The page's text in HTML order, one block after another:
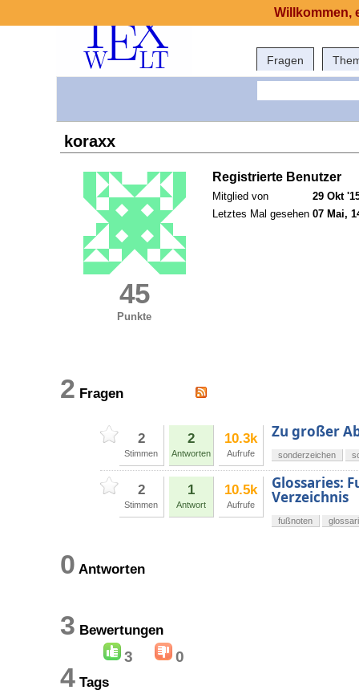
Fragen
koraxx
45
Punkte
Registrierte Benutzer
Mitglied von
29 Okt
Letztes Mal gesehen 07 Mai,
2 Fragen
2
Stimmen
2
Antworten
10.3k
Aufrufe
Zu großer
sonderzeichen
2
Stimmen
1
Antwort
10.5k
Aufrufe
Glossaries:
Verzeichnis
fußnoten
0 Antworten
3 Bewertungen
3 0
4 Tags
Willkommen,